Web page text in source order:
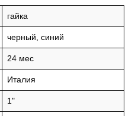
гайка
черный, синий
24 мес
Италия
1"